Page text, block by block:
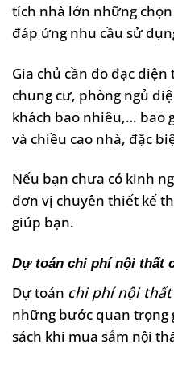
tích nhà lớn những
đáp ứng nhu cầu sử
Gia chủ cần đo đạc
chung cư, phòng ngủ
khách bao nhiêu,… bao
và chiều cao nhà, đặc
Nếu bạn chưa có kinh
đơn vị chuyên thiết kế
giúp bạn.
Dự toán chi phí nội thất
Dự toán chi phí nội
những bước quan
sách khi mua sắm nội